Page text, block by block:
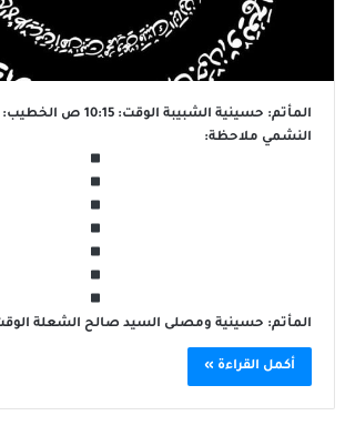
المأتم: حسينية الشبيبة
النشمي ملاحظة:
المأتم: حسينية ومصلى السيد صالح الشعلة الوقت:
أكمل القراءة »